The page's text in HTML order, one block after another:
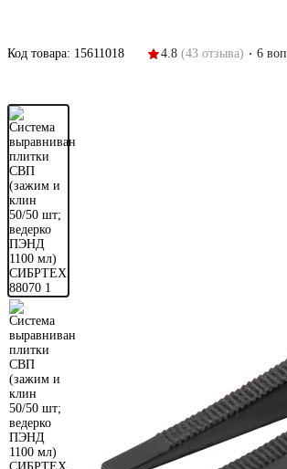
Код товара: 15611018 4.8 (43 отзыва) 6